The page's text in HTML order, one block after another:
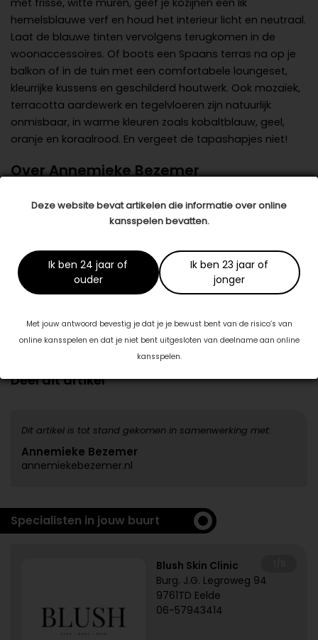
Deze website bevat artikelen die informatie over online
kansspelen bevatten.
Ik ben 24 jaar of
ouder
Ik ben 23 jaar of
jonger
Met jouw antwoord bevestig je dat je je bewust bent van de risico’s van
online kansspelen en dat je niet bent uitgesloten van deelname aan online
kansspelen.
met frisse, witte muren, geef je kozijnen een lik
hemelsblauwe verf en houd het interieur licht en neutraal.
Laat de blauwe tinten vervolgens terugkomen in de
woonaccessoires. Of boots een Spaans terras na op je
balkon of in de tuin met een comfortabele loungeset,
kleurrijke kussens en geschilderd houtwerk. Ook mozaïek,
terracotta aardewerk en tegelvloeren zijn natuurlijk
onmisbaar, in warme kleuren zoals kobaltblauw, geel,
oranje en koraalrood. En vergeet de tapashapjes niet!
Over Annemieke Bezemer
Heb je meer inspiratie nodig of kun je wel wat hulp
gebruiken om jouw ideeën werkelijkheid te laten
Bezemer helpt je graag om jouw persoonlijke wensen in
kaart te brengen met een moodboard en vervolgens een
stylingplan te maken waar jij je helemaal in kunt vinden.
van een woonstijl die perfect in balans is.
Deel dit artikel
Dit artikel is tot stand gekomen in samenwerking met:
Annemieke Bezemer
annemiekebezemer.nl
Specialisten in jouw buurt
Blush Skin Clinic
Burg. J.G. Legroweg 94
9761TD Eelde
06-57943414